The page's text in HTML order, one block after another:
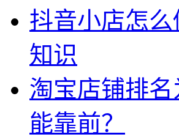
抖音小店怎
知识
淘宝店铺排
能靠前？